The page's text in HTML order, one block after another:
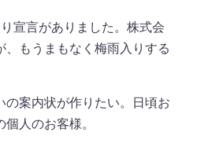
宣言がありました。株式会
もうまもなく梅雨入りする
案内状が作りたい。日頃お
人のお客様。